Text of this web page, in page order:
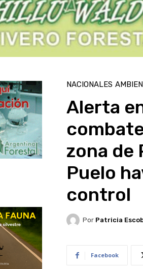
NACIONALES
Alerta
zona de
Puelo
control
Por Patricia
Facebook